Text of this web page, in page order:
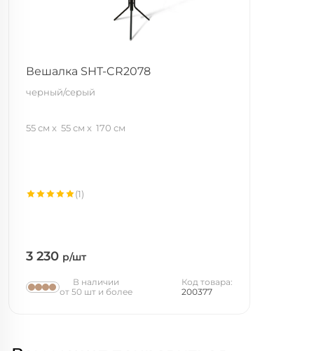
Вешалка SHT-CR2078
черный/серый
55 см 55 см 170 см
3 230 р/шт
(1)
В наличии
от 50 шт и более
Код товара:
200377